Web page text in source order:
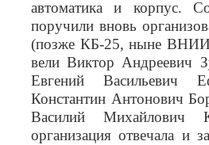
автоматика и корпус.
поручили вновь
(позже КБ-25, ныне
вели Виктор Андреевич
Евгений Васильевич
Константин Антонович
Василий Михайлович
организация отвечала и